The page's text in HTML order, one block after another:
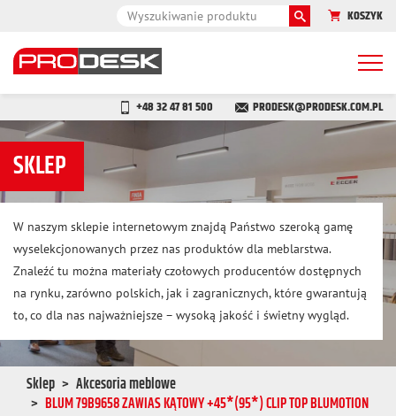
KOSZYK
+48 32 47 81 500 PRODESK@PRODESK.COM.PL
SKLEP
W naszym sklepie internetowym znajdą Państwo szeroką gamę
wyselekcjonowanych przez nas produktów dla meblarstwa.
Znaleźć tu można materiały czołowych producentów dostępnych
na rynku, zarówno polskich, jak i zagranicznych, które gwarantują
to, co dla nas najważniejsze – wysoką jakość i świetny wygląd.
Sklep
Akcesoria meblowe
BLUM 79B9658 ZAWIAS KĄTOWY +45*(95*) CLIP TOP BLUMOTION